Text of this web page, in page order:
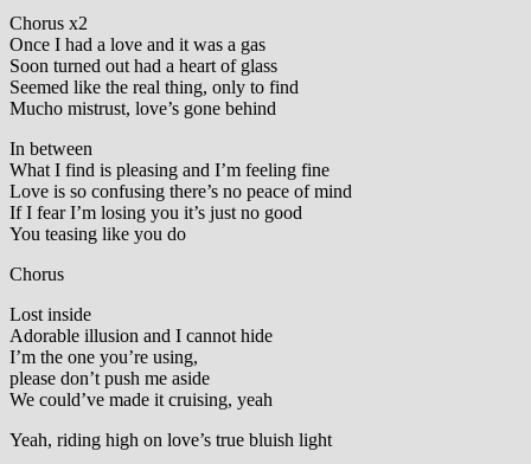
Chorus x2
Once I had a love and it was a gas
Soon turned out had a heart of glass
Seemed like the real thing, only to find
Mucho mistrust, love’s gone behind
In between
What I find is pleasing and I’m feeling fine
Love is so confusing there’s no peace of mind
If I fear I’m losing you it’s just no good
You teasing like you do
Chorus
Lost inside
Adorable illusion and I cannot hide
I’m the one you’re using,
please don’t push me aside
We could’ve made it cruising, yeah
Yeah, riding high on love’s true bluish light